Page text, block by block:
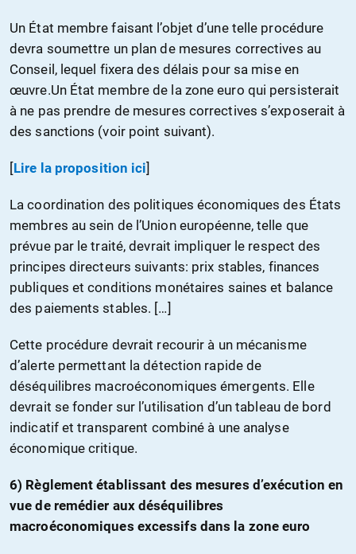
Un État membre faisant l’objet d’une telle procédure
devra soumettre un plan de mesures correctives au
Conseil, lequel fixera des délais pour sa mise en
œuvre.Un État membre de la zone euro qui persisterait
à ne pas prendre de mesures correctives s’exposerait à
des sanctions (voir point suivant).
[Lire la proposition ici]
La coordination des politiques économiques des États
membres au sein de l’Union européenne, telle que
prévue par le traité, devrait impliquer le respect des
principes directeurs suivants: prix stables, finances
publiques et conditions monétaires saines et balance
des paiements stables. […]
Cette procédure devrait recourir à un mécanisme
d’alerte permettant la détection rapide de
déséquilibres macroéconomiques émergents. Elle
devrait se fonder sur l’utilisation d’un tableau de bord
indicatif et transparent combiné à une analyse
économique critique.
6) Règlement établissant des mesures d’exécution en
vue de remédier aux déséquilibres
macroéconomiques excessifs dans la zone euro